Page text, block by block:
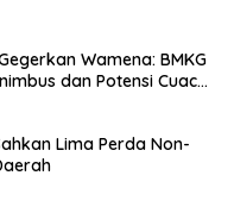
Wamena: BMKG
dan Potensi Cuaca
Lima Perda Non-